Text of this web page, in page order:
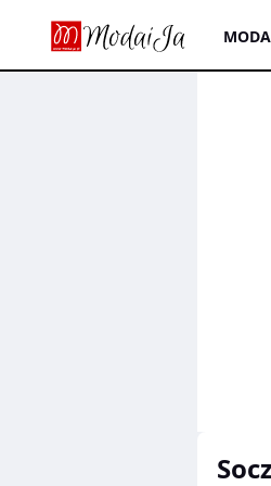
MODA